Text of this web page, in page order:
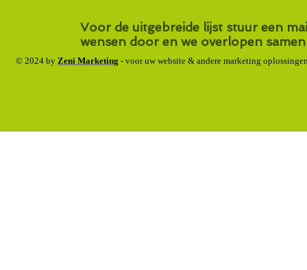
Voor de uitgebreide lijst stuur een
wensen door en we overlopen
​© 2024 by Zeni Marketing - voor uw website & andere marketing